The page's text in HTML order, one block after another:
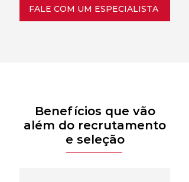
FALE COM UM ESPECIALISTA
Benefícios que vão
além do recrutamento
e seleção